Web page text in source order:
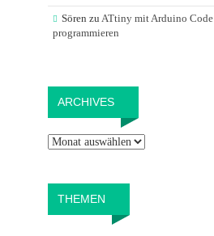
Sören zu ATtiny mit Arduino Code
programmieren
ARCHIVES
THEMEN